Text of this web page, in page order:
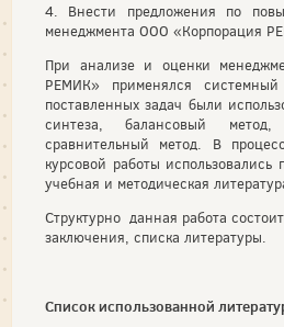
4. Внести предложения по
менеджмента ООО «Корпорация
При анализе и оценки
РЕМИК» применялся
поставленных задач были
синтеза, балансовый метод,
сравнительный метод. В
курсовой работы использовались
учебная и методическая
Структурно данная работа
заключения, списка литературы.
Список использованной